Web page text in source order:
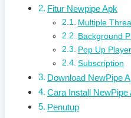
Fitur Newpipe Apk
Multiple
Background
Pop Up Player
Subscription
Download NewPipe
Cara Install NewPipe
Penutup